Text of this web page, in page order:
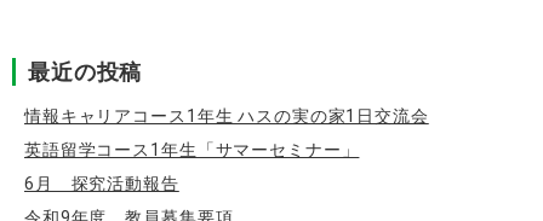
最近の投稿
情報キャリアコース1年生 ハスの実の家1日交流会
英語留学コース1年生「サマーセミナー」
6月 探究活動報告